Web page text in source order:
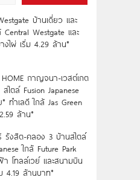
บ้านเดี่ยว และ
Westgate และ
งไผ่ เริ่ม 4.29 ล้าน*
HOME กาญจนา-เวสต์เกต
ไตล์ Fusion Japanese
ทำเลดี ใกล้ Jas Green
ล้าน*
งสิต-คลอง 3 บ้านสไตล์
ใกล้ Future Park
โทลล์เวย์ และสนามบิน
4.19 ล้านบาท*